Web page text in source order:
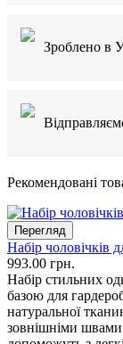
Зроблено в
Рекомендовані
Перегляд
Набір чоловічків
993.00 грн.
Набір стильних
базою для
натуральної
зовнішніми швами